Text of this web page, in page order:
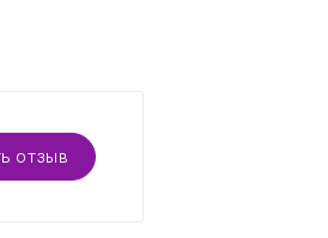
ОТЗЫВ